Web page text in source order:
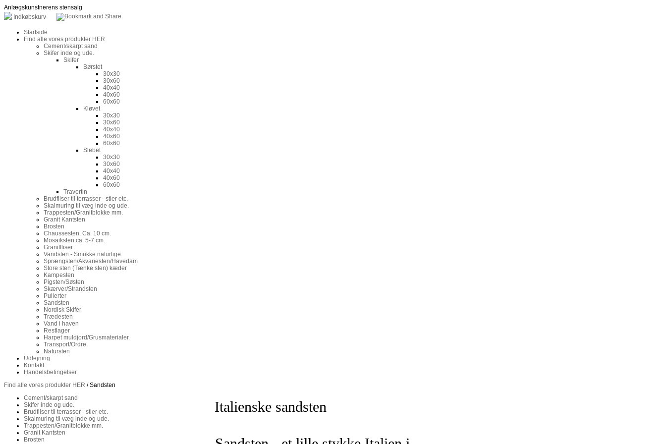
Anlægskunstnerens stensalg
Indkøbskurv
Startside
Find alle vores produkter HER
Cement/skarpt sand
Skifer inde og ude.
Skifer
Børstet
30x30
30x60
40x40
40x60
60x60
Kløvet
30x30
30x60
40x40
40x60
60x60
Slebet
30x30
30x60
40x40
40x60
60x60
Travertin
Brudfliser til terrasser - stier etc.
Skalmuring til væg inde og ude.
Trappesten/Granitblokke mm.
Granit Kantsten
Brosten
Chaussesten. Ca. 10 cm.
Mosaiksten ca. 5-7 cm.
Granitfliser
Vandsten - Smukke naturlige.
Sprængsten/Akvariesten/Havedam
Store sten (Tænke sten) kæder
Kampesten
Pigsten/Søsten
Skærver/Strandsten
Pullerter
Sandsten
Nordisk Skifer
Trædesten
Vand i haven
Restlager
Harpet muldjord/Grusmaterialer.
Transport/Ordre.
Natursten
Udlejning
Kontakt
Handelsbetingelser
Find alle vores produkter HER / Sandsten
Cement/skarpt sand
Skifer inde og ude.
Brudfliser til terrasser - stier etc.
Skalmuring til væg inde og ude.
Trappesten/Granitblokke mm.
Granit Kantsten
Brosten
Italienske sandsten